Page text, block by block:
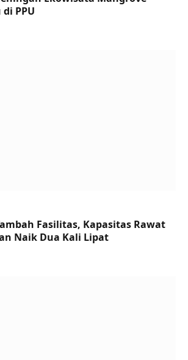
PPU
Fasilitas, Kapasitas Rawat
Naik Dua Kali Lipat